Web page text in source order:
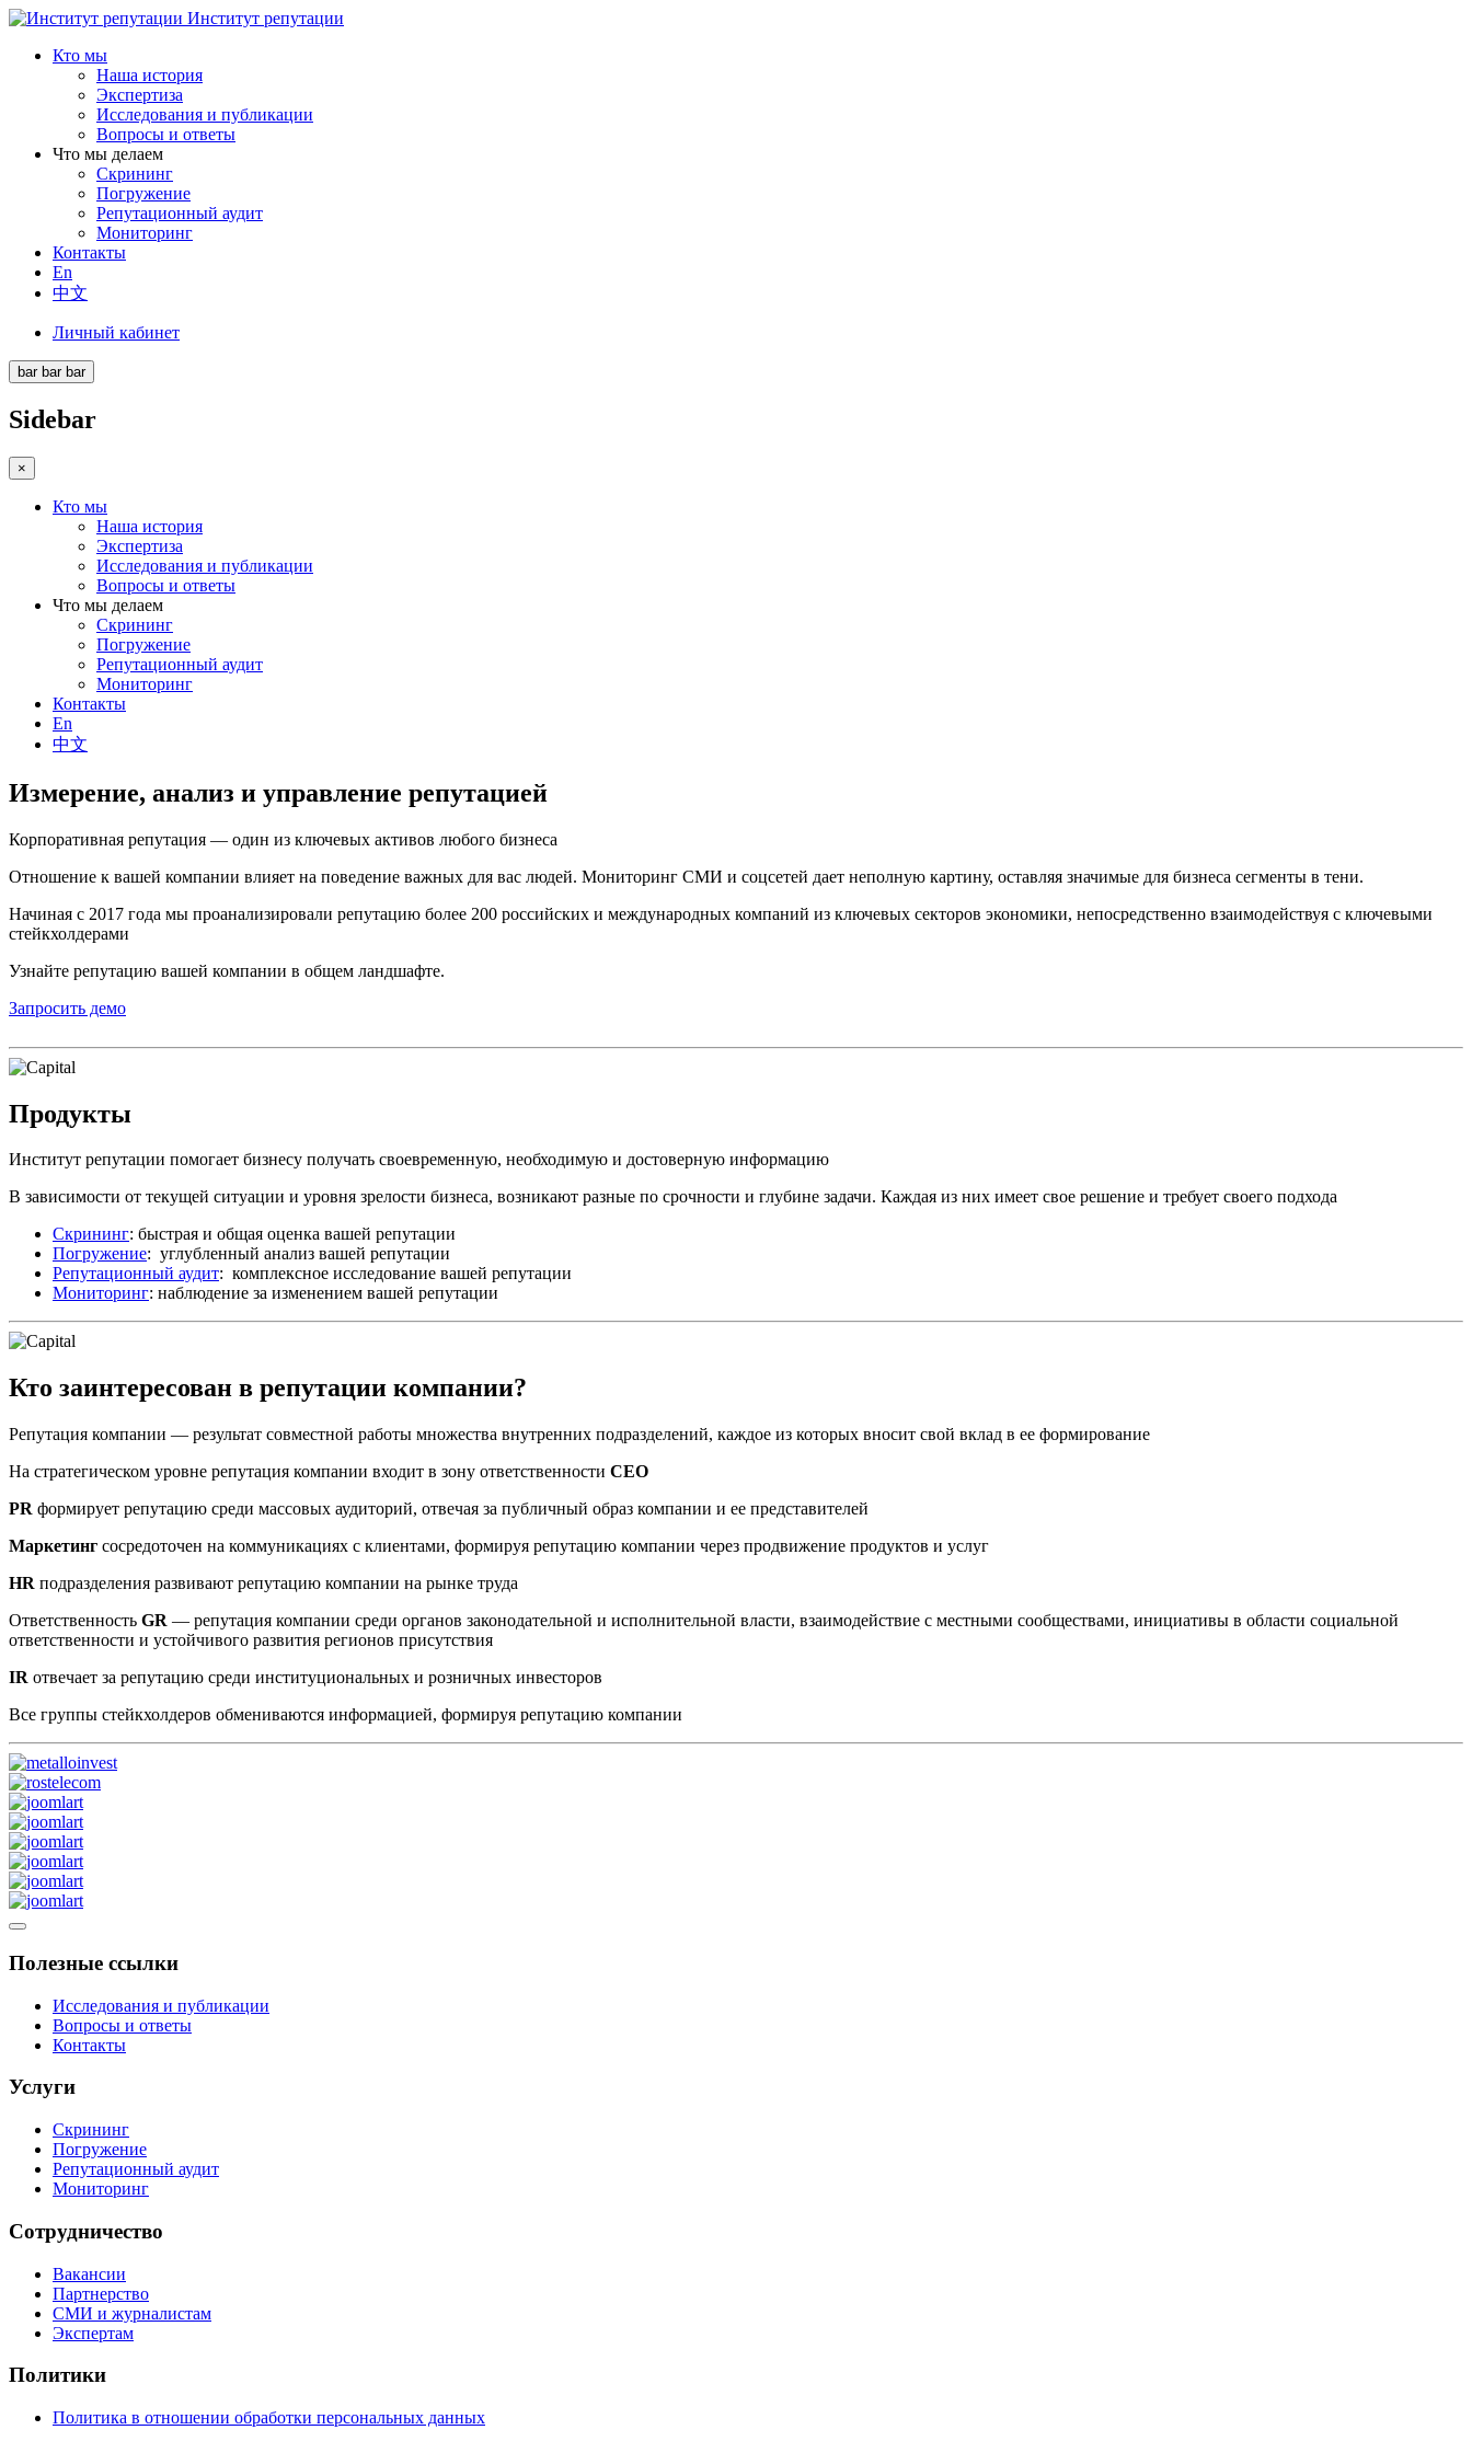
Институт репутации
Кто мы
Наша история
Экспертиза
Исследования и публикации
Вопросы и ответы
Что мы делаем
Скрининг
Погружение
Репутационный аудит
Мониторинг
Контакты
En
中文
Личный кабинет
bar bar bar
Sidebar
×
Кто мы
Наша история
Экспертиза
Исследования и публикации
Вопросы и ответы
Что мы делаем
Скрининг
Погружение
Репутационный аудит
Мониторинг
Контакты
En
中文
Измерение, анализ и управление репутацией
Корпоративная репутация — один из ключевых активов любого бизнеса
Отношение к вашей компании влияет на поведение важных для вас людей. Мониторинг СМИ и соцсетей дает неполную картину, оставляя значимые для бизнеса сегменты в тени.
Начиная с 2017 года мы проанализировали репутацию более 200 российских и международных компаний из ключевых секторов экономики, непосредственно взаимодействуя с ключевыми
стейкхолдерами
Узнайте репутацию вашей компании в общем ландшафте.
Запросить демо
Продукты
Институт репутации помогает бизнесу получать своевременную, необходимую и достоверную информацию
В зависимости от текущей ситуации и уровня зрелости бизнеса, возникают разные по срочности и глубине задачи. Каждая из них имеет свое решение и требует своего подхода
Скрининг: быстрая и общая оценка вашей репутации
Погружение: углубленный анализ вашей репутации
Репутационный аудит: комплексное исследование вашей репутации
Мониторинг: наблюдение за изменением вашей репутации
Кто заинтересован в репутации компании?
Репутация компании — результат совместной работы множества внутренних подразделений, каждое из которых вносит свой вклад в ее формирование
На стратегическом уровне репутация компании входит в зону ответственности CEO
PR формирует репутацию среди массовых аудиторий, отвечая за публичный образ компании и ее представителей
Маркетинг сосредоточен на коммуникациях с клиентами, формируя репутацию компании через продвижение продуктов и услуг
HR подразделения развивают репутацию компании на рынке труда
Ответственность GR — репутация компании среди органов законодательной и исполнительной власти, взаимодействие с местными сообществами, инициативы в области социальной
ответственности и устойчивого развития регионов присутствия
IR отвечает за репутацию среди институциональных и розничных инвесторов
Все группы стейкхолдеров обмениваются информацией, формируя репутацию компании
Полезные ссылки
Исследования и публикации
Вопросы и ответы
Контакты
Услуги
Скрининг
Погружение
Репутационный аудит
Мониторинг
Сотрудничество
Вакансии
Партнерство
СМИ и журналистам
Экспертам
Политики
Политика в отношении обработки персональных данных